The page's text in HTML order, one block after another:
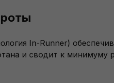
In-Runner)
и сводит к минимуму